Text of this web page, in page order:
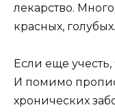
лекарство.
красных,
Если еще
И помимо
хронических